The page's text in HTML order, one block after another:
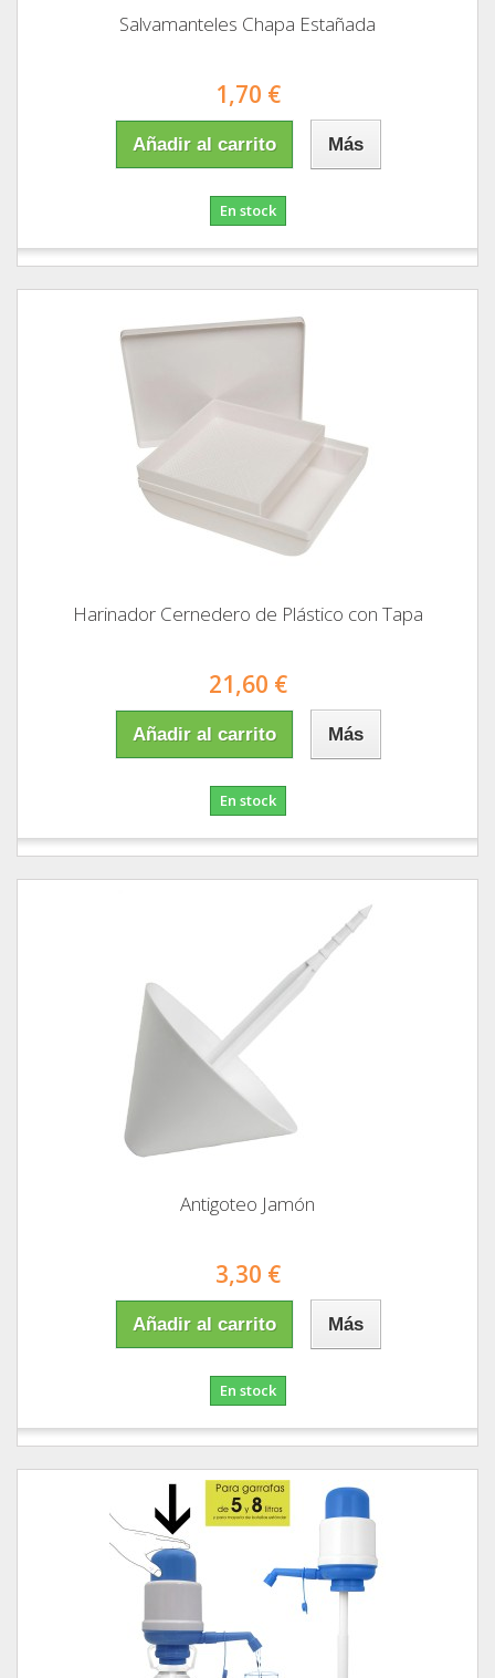
Salvamanteles Chapa Estañada
1,70 €
Añadir al carrito Más
En stock
Harinador Cernedero de Plástico con Tapa
21,60 €
Añadir al carrito Más
En stock
Antigoteo Jamón
3,30 €
Añadir al carrito Más
En stock